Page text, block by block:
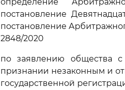
постановление
постановление
2848/2020
по заявлению общества с
признании незаконным и
государственной